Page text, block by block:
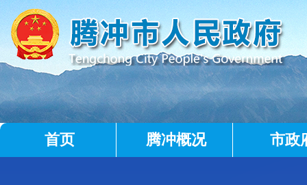
首页 腾冲概况 市政